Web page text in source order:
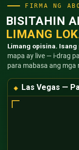
FIRMA NG
BISITAHIN
LIMANG
Limang opisina.
mapa ay live — i-drag
para mabasa ang mga
Las Vegas —